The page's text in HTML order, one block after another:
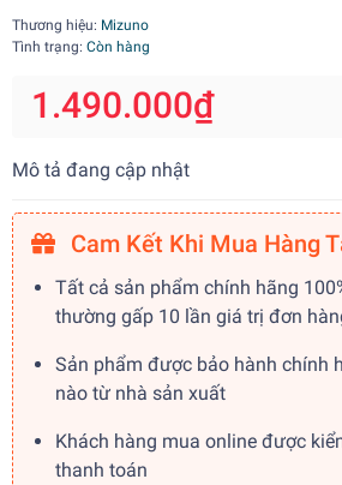
Thương hiệu: Mizuno
Tình trạng: Còn hàng
1.490.000₫
Mô tả đang cập nhật
Cam Kết Khi Mua Hàng
Tất cả sản phẩm chính hãng
thường gấp 10 lần giá trị đơn
Sản phẩm được bảo hành chính
nào từ nhà sản xuất
Khách hàng mua online được
thanh toán